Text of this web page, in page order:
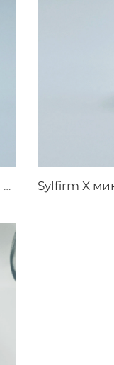
Scarlet S микротоки и радиочастотные биполярные электроды, расходуемый наконечник 25pin